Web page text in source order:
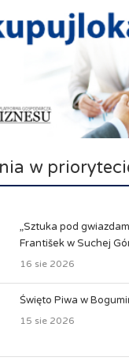
w
„Sztuka pod
František w Suchej
16 sie 2026
Święto Piwa w
15 sie 2026